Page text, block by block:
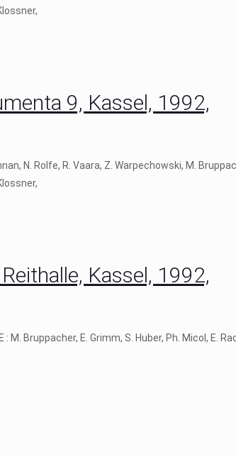
9, Kassel, 1992,
N. Rolfe, R. Vaara, Z. Warpechowski, M.
Kassel, 1992,
Bruppacher, E. Grimm, S. Huber, Ph. Micol, E.